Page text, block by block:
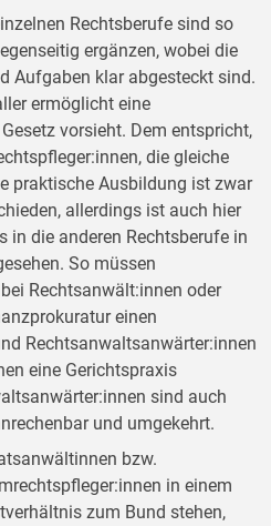
Rechtsberufe sind so
ergänzen, wobei die
Aufgaben klar abgesteckt sind.
ermöglicht eine
vorsieht. Dem entspricht,
die gleiche
praktische Ausbildung ist zwar
allerdings ist auch hier
in die anderen Rechtsberufe in
So müssen
Rechtsanwält:innen oder
einen
Rechtsanwaltsanwärter:innen
eine Gerichtspraxis
sind auch
und umgekehrt.
bzw.
in einem
zum Bund stehen,